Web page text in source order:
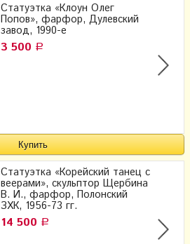
Статуэтка «Клоун Олег
Попов», фарфор, Дулевский
завод, 1990-е
3 500 Р
Статуэтка «Корейский танец с
веерами», скульптор Щербина
В. И., фарфор, Полонский
ЗХК, 1956-73 гг.
14 500 Р